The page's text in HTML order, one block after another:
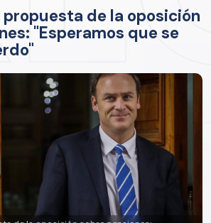
de la oposición
"Esperamos que se